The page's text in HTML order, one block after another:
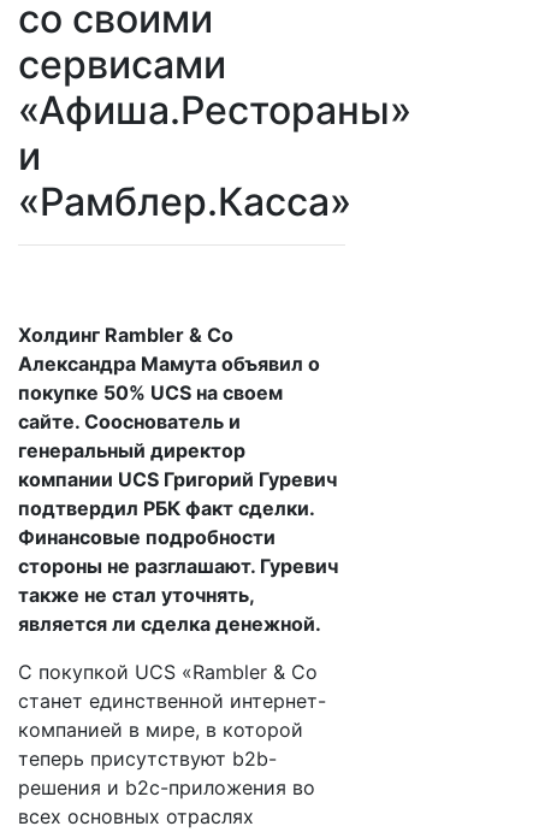
со своими
сервисами
«Афиша.Рестораны»
и
«Рамблер.Касса»
Холдинг Rambler & Co
Александра Мамута объявил о
покупке 50% UCS на своем
сайте. Сооснователь и
генеральный директор
компании UCS Григорий Гуревич
подтвердил РБК факт сделки.
Финансовые подробности
стороны не разглашают. Гуревич
также не стал уточнять,
является ли сделка денежной.
С покупкой UCS «Rambler & Co
станет единственной интернет-
компанией в мире, в которой
теперь присутствуют b2b-
решения и b2c-приложения во
всех основных отраслях